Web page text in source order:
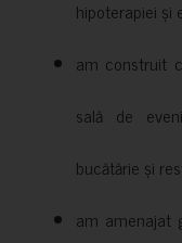
hipoterapiei și
am construit
sală de
bucătărie și
am amenajat